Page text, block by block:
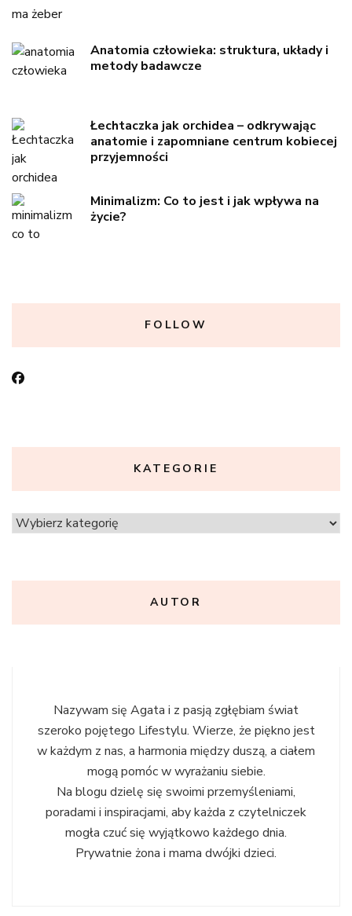
Anatomia człowieka: struktura, układy i
metody badawcze
Łechtaczka jak orchidea – odkrywając
anatomie i zapomniane centrum kobiecej
przyjemności
Minimalizm: Co to jest i jak wpływa na
życie?
FOLLOW
KATEGORIE
Kategorie
AUTOR
Nazywam się Agata i z pasją zgłębiam świat
szeroko pojętego Lifestylu. Wierze, że piękno jest
w każdym z nas, a harmonia między duszą, a ciałem
mogą pomóc w wyrażaniu siebie.
Na blogu dzielę się swoimi przemyśleniami,
poradami i inspiracjami, aby każda z czytelniczek
mogła czuć się wyjątkowo każdego dnia.
Prywatnie żona i mama dwójki dzieci.